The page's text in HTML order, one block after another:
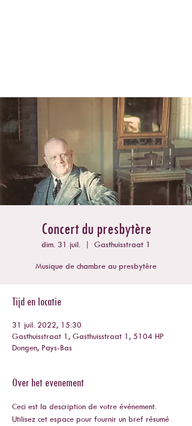
Concert du presbytère
dim. 31 juil.
  |
Gasthuisstraat 1
Musique de chambre au presbytère
Tijd en locatie
31 juil. 2022, 15:30
Gasthuisstraat 1, Gasthuisstraat 1, 5104 HP
Dongen, Pays-Bas
Over het evenement
Ceci est la description de votre événement.
Utilisez cet espace pour fournir un bref résumé